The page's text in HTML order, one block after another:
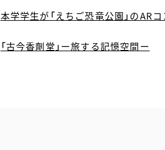
本学学生が「えちご恐竜公園」のAR
「古今香劑堂」ー旅する記憶空間ー